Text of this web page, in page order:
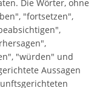
Die Wörter, ohne
"fortsetzen",
"würden" und
Aussagen